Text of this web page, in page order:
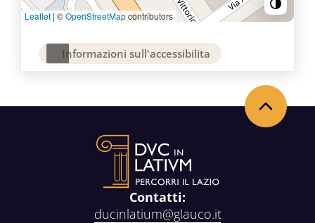
Leaflet | ©OpenStreetMapcontributors
Informazioni sull'accessibilita
Contatti:
ducinlatium@glauco.it
Back to the top